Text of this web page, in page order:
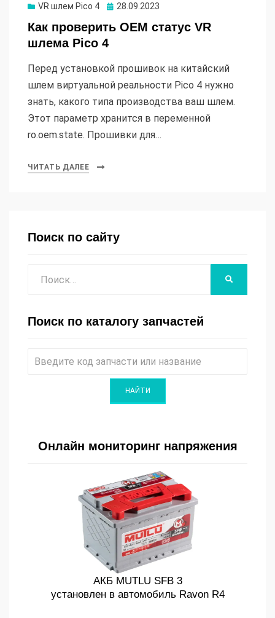
VR шлем Pico 4 Опубликовано
28.09.2023
Как проверить OEM статус VR
шлема Pico 4
Перед установкой прошивок на китайский
шлем виртуальной реальности Pico 4 нужно
знать, какого типа производства ваш шлем.
Этот параметр хранится в переменной
ro.oem.state. Прошивки для…
ЧИТАТЬ ДАЛЕЕ
Поиск по сайту
Поиск по каталогу запчастей
Онлайн мониторинг напряжения
АКБ MUTLU SFB 3
установлен в автомобиль Ravon R4